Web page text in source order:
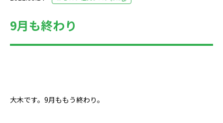
9月も終わり
大木です。9月ももう終わり。